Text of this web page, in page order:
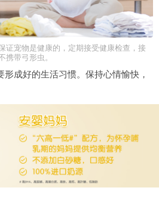
证宠物是健康的，定期接受健康检查，接
携带弓形虫。
成好的生活习惯。保持心情愉快，